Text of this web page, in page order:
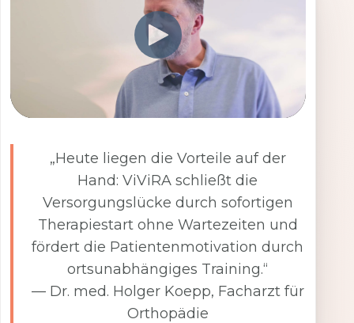
„Heute liegen die Vorteile auf der
Hand: ViViRA schließt die
Versorgungslücke durch sofortigen
Therapiestart ohne Wartezeiten und
fördert die Patientenmotivation durch
ortsunabhängiges Training.“
— Dr. med. Holger Koepp, Facharzt für
Orthopädie